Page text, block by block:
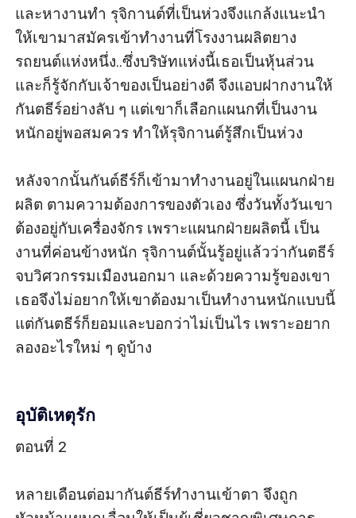
และหางานทำ รุจิกานต์ที่เป็นห่วงจึงแกล้งแนะนำ
ให้เขามาสมัครเข้าทำงานที่โรงงานผลิตยาง
รถยนต์แห่งหนึ่ง..ซึ่งบริษัทแห่งนี้เธอเป็นหุ้นส่วน
และก็รู้จักกับเจ้าของเป็นอย่างดี จึงแอบฝากงานให้
กันตธีร์อย่างลับ ๆ แต่เขาก็เลือกแผนกที่เป็นงาน
หนักอยู่พอสมควร ทำให้รุจิกานต์รู้สึกเป็นห่วง
หลังจากนั้นกันต์ธีร์ก็เข้ามาทำงานอยู่ในแผนกฝ่าย
ผลิต ตามความต้องการของตัวเอง ซึ่งวันทั้งวันเขา
ต้องอยู่กับเครื่องจักร เพราะแผนกฝ่ายผลิตนี้ เป็น
งานที่ค่อนข้างหนัก รุจิกานต์นั้นรู้อยู่แล้วว่ากันตธีร์
จบวิศวกรรมเมืองนอกมา และด้วยความรู้ของเขา
เธอจึงไม่อยากให้เขาต้องมาเป็นทำงานหนักแบบนี้
แต่กันตธีร์ก็ยอมและบอกว่าไม่เป็นไร เพราะอยาก
ลองอะไรใหม่ ๆ ดูบ้าง
อุบัติเหตุรัก
ตอนที่ 2
หลายเดือนต่อมากันต์ธีร์ทำงานเข้าตา จึงถูก